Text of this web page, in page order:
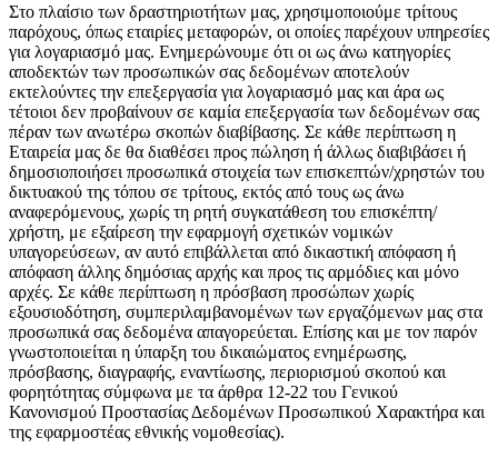
Στο πλαίσιο των δραστηριοτήτων μας, χρησιμοποιούμε τρίτους
παρόχους, όπως εταιρίες μεταφορών, οι οποίες παρέχουν υπηρεσίες
για λογαριασμό μας. Ενημερώνουμε ότι οι ως άνω κατηγορίες
αποδεκτών των προσωπικών σας δεδομένων αποτελούν
εκτελούντες την επεξεργασία για λογαριασμό μας και άρα ως
τέτοιοι δεν προβαίνουν σε καμία επεξεργασία των δεδομένων σας
πέραν των ανωτέρω σκοπών διαβίβασης. Σε κάθε περίπτωση η
Εταιρεία μας δε θα διαθέσει προς πώληση ή άλλως διαβιβάσει ή
δημοσιοποιήσει προσωπικά στοιχεία των επισκεπτών/χρηστών του
δικτυακού της τόπου σε τρίτους, εκτός από τους ως άνω
αναφερόμενους, χωρίς τη ρητή συγκατάθεση του επισκέπτη/
χρήστη, με εξαίρεση την εφαρμογή σχετικών νομικών
υπαγορεύσεων, αν αυτό επιβάλλεται από δικαστική απόφαση ή
απόφαση άλλης δημόσιας αρχής και προς τις αρμόδιες και μόνο
αρχές. Σε κάθε περίπτωση η πρόσβαση προσώπων χωρίς
εξουσιοδότηση, συμπεριλαμβανομένων των εργαζόμενων μας στα
προσωπικά σας δεδομένα απαγορεύεται. Επίσης και με τον παρόν
γνωστοποιείται η ύπαρξη του δικαιώματος ενημέρωσης,
πρόσβασης, διαγραφής, εναντίωσης, περιορισμού σκοπού και
φορητότητας σύμφωνα με τα άρθρα 12-22 του Γενικού
Κανονισμού Προστασίας Δεδομένων Προσωπικού Χαρακτήρα και
της εφαρμοστέας εθνικής νομοθεσίας).